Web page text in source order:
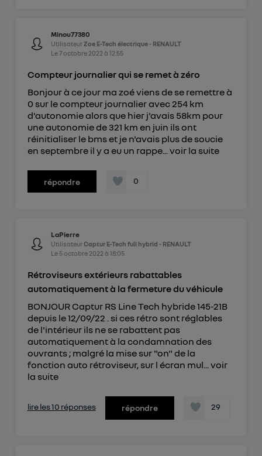
Minou77380
UtilisateurZoe E-Tech électrique - RENAULT
Le7 octobre 2022 à 12:55
Compteur journalier qui se remet à zéro
Bonjour à ce jour ma zoé viens de se remettre à
0 sur le compteur journalier avec 254 km
d'autonomie alors que hier j'avais 58km pour
une autonomie de 321 km en juin ils ont
réinitialiser le bms et je n'avais plus de soucie
en septembre il y a eu un rappe...voir la suite
répondre 0
LaPierre
UtilisateurCaptur E-Tech full hybrid - RENAULT
Le 5 octobre 2022 à 18:05
Rétroviseurs extérieurs rabattables
automatiquement à la fermeture du véhicule
BONJOUR Captur RS Line Tech hybride 145-21B
depuis le 12/09/22 . si ces rétro sont réglables
de l'intérieur ils ne se rabattent pas
automatiquement à la condamnation des
ouvrants ; malgré la mise sur "on" de la
fonction auto rétroviseur, sur l écran mul...voir
la suite
lire les 10 réponses répondre 29